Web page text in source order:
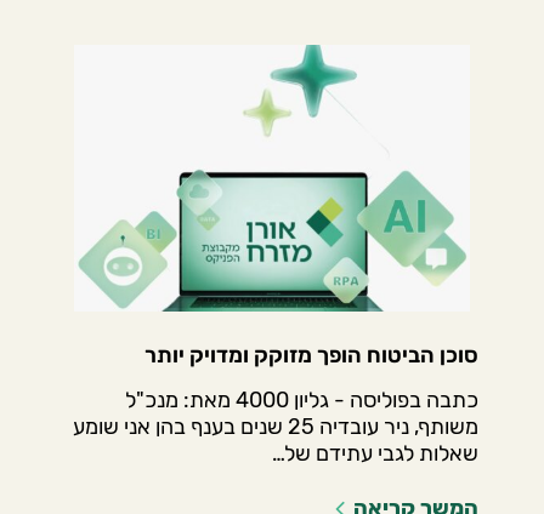
סוכן הביטוח הופך מזוקק ומדויק יותר
כתבה בפוליסה - גליון 4000 מאת: מנכ"ל
משותף, ניר עובדיה 25 שנים בענף בהן אני שומע
שאלות לגבי עתידם של…
המשך קריאה